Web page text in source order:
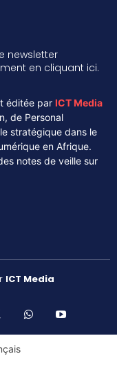
newsletter
en cliquant ici.
éditée par ICT Media
de Personal
stratégique dans le
en Afrique.
notes de veille sur
ICT Media